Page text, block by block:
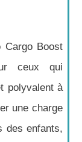
Cargo Boost
ceux qui
polyvalent à
une charge
des enfants,